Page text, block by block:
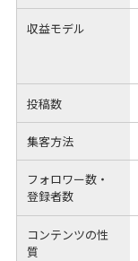
収益モデル
投稿数
集客方法
フォロワー数・
登録者数
コンテンツの性
質